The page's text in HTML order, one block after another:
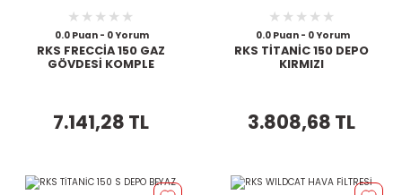
0.0 Puan - 0 Yorum
RKS FRECCİA 150 GAZ
GÖVDESİ KOMPLE
7.141,28 TL
0.0 Puan - 0 Yorum
RKS TİTANİC 150 DEPO
KIRMIZI
3.808,68 TL